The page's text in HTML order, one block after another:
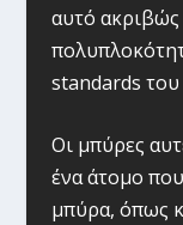
αυτό ακριβώς
standards του
Οι μπύρες
ένα άτομο
μπύρα, όπως